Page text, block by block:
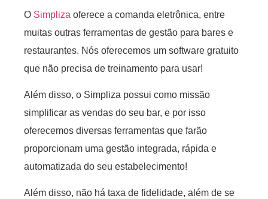
O Simpliza oferece a comanda eletrônica, entre
muitas outras ferramentas de gestão para bares e
restaurantes. Nós oferecemos um software gratuito
que não precisa de treinamento para usar!
Além disso, o Simpliza possui como missão
simplificar as vendas do seu bar, e por isso
oferecemos diversas ferramentas que farão
proporcionam uma gestão integrada, rápida e
automatizada do seu estabelecimento!
Além disso, não há taxa de fidelidade, além de se